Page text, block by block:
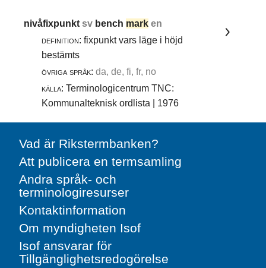
nivåfixpunktsv bench mark en
definition: fixpunkt vars läge i höjd
bestämts
övriga språk: da, de, fi, fr, no
källa: Terminologicentrum TNC:
Kommunalteknisk ordlista | 1976
Vad är Rikstermbanken?
Att publicera en termsamling
Andra språk- och
terminologiresurser
Kontaktinformation
Om myndigheten Isof
Isof ansvarar för
Tillgänglighetsredogörelse